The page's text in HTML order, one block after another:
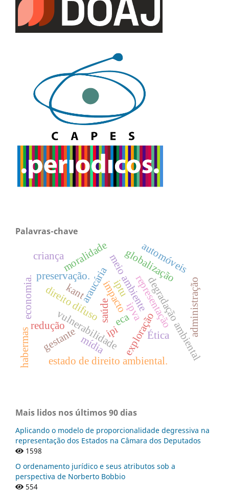
Palavras-chave
araucária representação
vulnerabilidadeexploração
preservação. meio ambiente
direito difuso degradação ambiental
estado de direito ambiental.
globalização
ipi
ipva
redução
automóveis
impacto
economia. administração
moralidade
saúde
criança
gestante
eca
Ética
kant
habermas
iptu
mídia
Mais lidos nos últimos 90 dias
Aplicando o modelo de proporcionalidade degressiva na
representação dos Estados na Câmara dos Deputados
1598
O ordenamento jurídico e seus atributos sob a
perspectiva de Norberto Bobbio
554